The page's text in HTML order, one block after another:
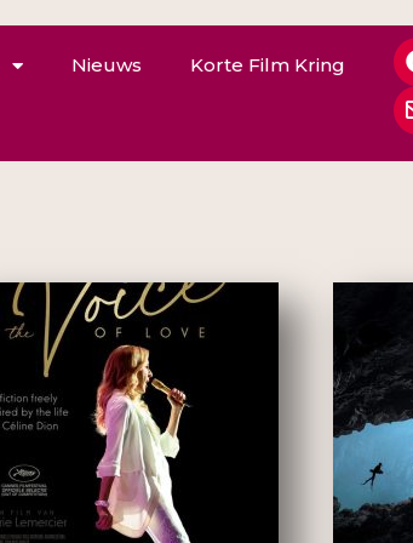
Nieuws Korte Film Kring